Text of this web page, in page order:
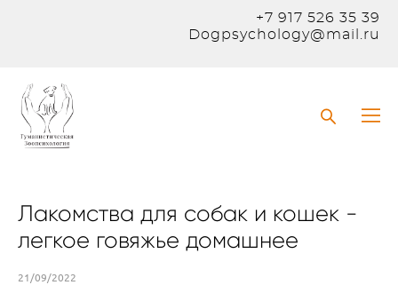
+7 917 526 35 39
Dogpsychology@mail.ru
21/09/2022
Лакомства для собак и кошек -
легкое говяжье домашнее